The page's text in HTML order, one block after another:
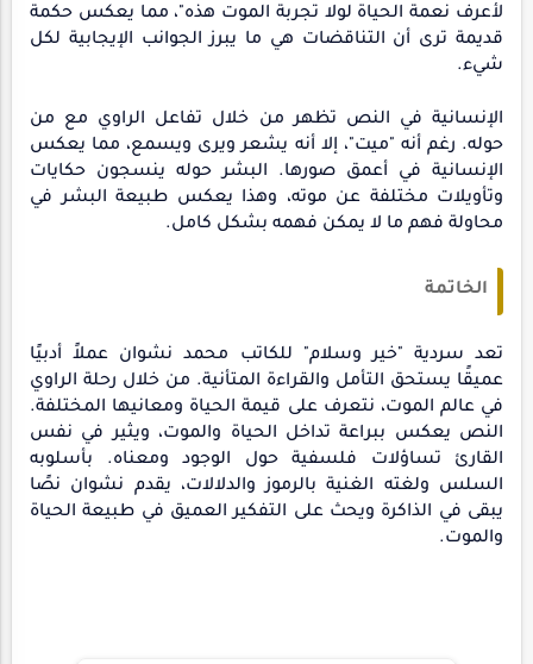
لأعرف نعمة الحياة لولا تجربة الموت هذه"، مما يعكس حكمة
قديمة ترى أن التناقضات هي ما يبرز الجوانب الإيجابية لكل
شيء.
الإنسانية في النص تظهر من خلال تفاعل الراوي مع من
حوله. رغم أنه "ميت"، إلا أنه يشعر ويرى ويسمع، مما يعكس
الإنسانية في أعمق صورها. البشر حوله ينسجون حكايات
وتأويلات مختلفة عن موته، وهذا يعكس طبيعة البشر في
محاولة فهم ما لا يمكن فهمه بشكل كامل.
الخاتمة
تعد سردية "خير وسلام" للكاتب محمد نشوان عملاً أدبيًا
عميقًا يستحق التأمل والقراءة المتأنية. من خلال رحلة الراوي
في عالم الموت، نتعرف على قيمة الحياة ومعانيها المختلفة.
النص يعكس ببراعة تداخل الحياة والموت، ويثير في نفس
القارئ تساؤلات فلسفية حول الوجود ومعناه. بأسلوبه
السلس ولغته الغنية بالرموز والدلالات، يقدم نشوان نصًا
يبقى في الذاكرة ويحث على التفكير العميق في طبيعة الحياة
والموت.